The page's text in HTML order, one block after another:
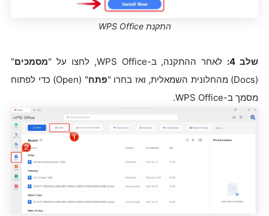
התקנת WPS Office
שלב 4: לאחר ההתקנה, ב-WPS Office, לחצו על " מסמכים"
(Docs) מהחלונית השמאלית, ואז בחרו "
פתח
" (Open) כדי לפתוח
מסמך ב-WPS Office.